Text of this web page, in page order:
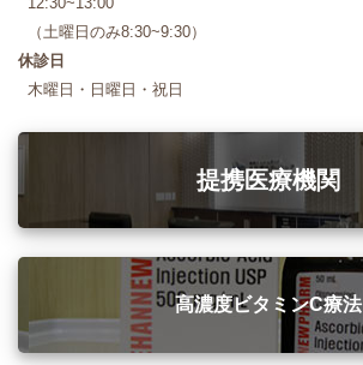
（土曜日のみ8:30~9:30）
休診日
木曜日・日曜日・祝日
提携医療機関
高濃度ビタミンC療法